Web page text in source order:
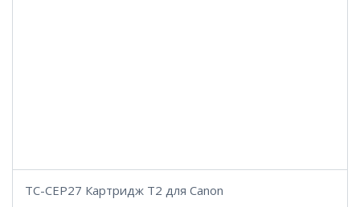
TC-CEP27 Картридж T2 для Canon